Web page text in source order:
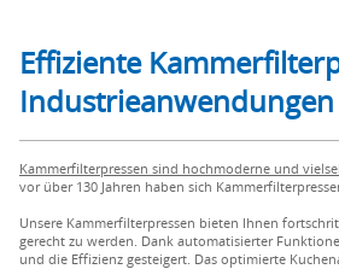
Effiziente
Industrieanwendungen
Kammerfilterpressen sind hochmoderne und
vor über 130 Jahren haben sich
Unsere Kammerfilterpressen bieten Ihnen
gerecht zu werden. Dank automatisierter
und die Effizienz gesteigert. Das optimierte